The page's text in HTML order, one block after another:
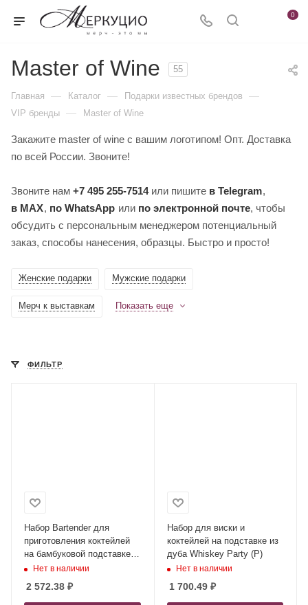
0
Master of Wine 55
Главная — Каталог — Подарки известных брендов —
VIP бренды — Master of Wine
Закажите master of wine с вашим логотипом! Опт. Доставка
по всей России. Звоните!
Звоните нам +7 495 255-7514или пишите в Telegram,
в MAX, по WhatsApp или по электронной почте, чтобы
обсудить с персональным менеджером потенциальный
заказ, способы нанесения, образцы. Быстро и просто!
Женские подарки Мужские подарки
Мерч к выставкам Показать еще
ФИЛЬТР
Набор Bartender для
приготовления коктейлей
на бамбуковой подставке
(Р)Нет в наличии
2 572.38 ₽
Набор для виски и
коктейлей на подставке из
дуба Whiskey Party (Р)
Нет в наличии
1 700.49₽